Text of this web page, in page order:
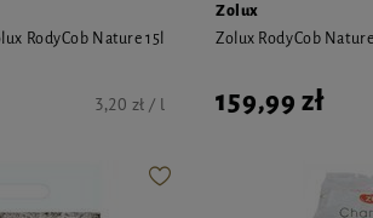
RodyCob Nature 15l
3,20 zł / l
Zolux
Zolux RodyCob
159,99 zł